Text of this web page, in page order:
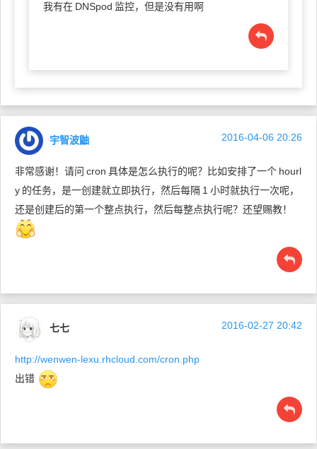
我有在 DNSpod 监控，但是没有用啊
宇智波鼬 2016-04-06 20:26
非常感谢！请问 cron 具体是怎么执行的呢？比如安排了一个 hourl
y 的任务，是一创建就立即执行，然后每隔 1 小时就执行一次呢，
还是创建后的第一个整点执行，然后每整点执行呢？还望赐教！
七七 2016-02-27 20:42
http://wenwen-lexu.rhcloud.com/cron.php
出错